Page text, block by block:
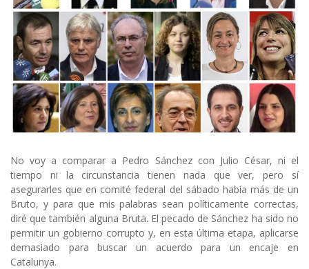
No voy a comparar a Pedro Sánchez con Julio César, ni el
tiempo ni la circunstancia tienen nada que ver, pero sí
asegurarles que en comité federal del sábado había más de un
Bruto, y para que mis palabras sean políticamente correctas,
diré que también alguna Bruta. El pecado de Sánchez ha sido no
permitir un gobierno corrupto y, en esta última etapa, aplicarse
demasiado para buscar un acuerdo para un encaje en
Catalunya.